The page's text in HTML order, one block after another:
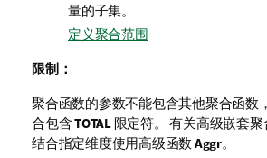
量的子集。
定义聚合范围
限制：
聚合函数的参数不能包含其他聚合函数
合包含TOTAL限定符。 有关高级嵌套
结合指定维度使用高级函数 Aggr。